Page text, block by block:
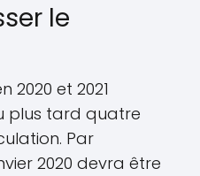
le
2020 et 2021
plus tard quatre
Par
2020 devra être